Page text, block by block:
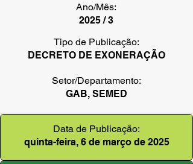
Ano/Mês:
2025 / 3
Tipo de Publicação:
DECRETO DE EXONERAÇÃO
Setor/Departamento:
GAB, SEMED
Data de Publicação:
quinta-feira, 6 de março de 2025